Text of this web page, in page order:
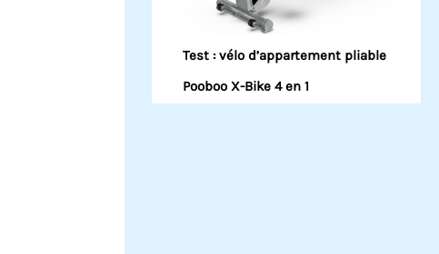
Test : vélo d’appartement pliable
Pooboo X-Bike 4 en 1